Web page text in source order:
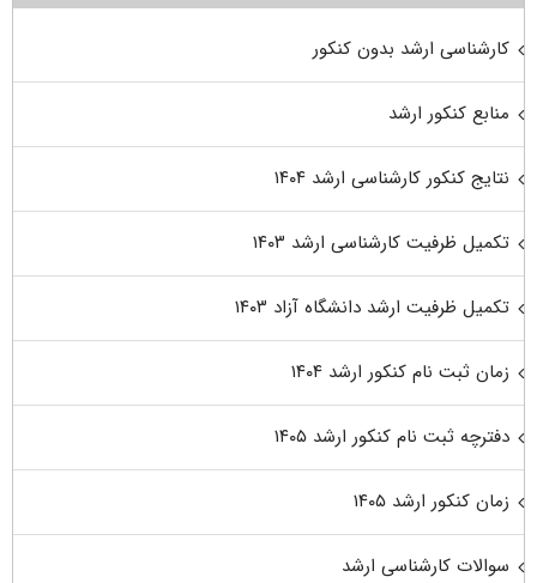
کارشناسی ارشد بدون کنکور
منابع کنکور ارشد
نتایج کنکور کارشناسی ارشد ۱۴۰۴
تکمیل ظرفیت کارشناسی ارشد ۱۴۰۳
تکمیل ظرفیت ارشد دانشگاه آزاد ۱۴۰۳
زمان ثبت نام کنکور ارشد ۱۴۰۴
دفترچه ثبت نام کنکور ارشد ۱۴۰۵
زمان کنکور ارشد ۱۴۰۵
سوالات کارشناسی ارشد